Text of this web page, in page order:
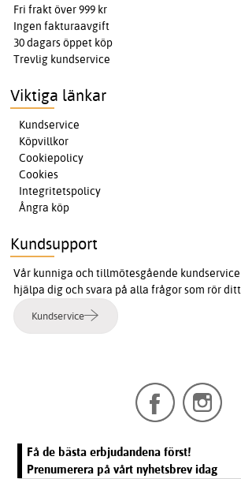
Fri frakt över 999 kr
Ingen fakturaavgift
30 dagars öppet köp
Trevlig kundservice
Viktiga länkar
Kundservice
Köpvillkor
Cookiepolicy
Cookies
Integritetspolicy
Ångra köp
Kundsupport
Vår kunniga och tillmötesgående
hjälpa dig och svara på alla frågor som rör
Kundservice
Få de bästa erbjudandena först!
Prenumerera på vårt nyhetsbrev idag